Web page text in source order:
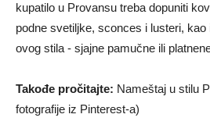
kupatilo u Provansu treba dopuniti
podne svetiljke, sconces i lusteri, kao
ovog stila - sjajne pamučne ili
Takođe pročitajte: Nameštaj u stilu
fotografije iz Pinterest-a)